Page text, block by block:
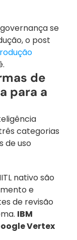
se
o post
de
para a
categorias
de uso
nativo são
e
de revisão
IBM
Vertex